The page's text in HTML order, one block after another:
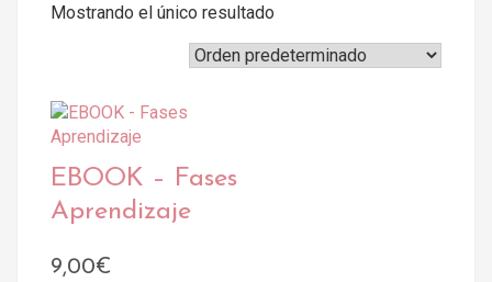
Mostrando el único resultado
EBOOK – Fases
Aprendizaje
9,00€